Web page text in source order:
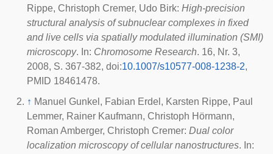
Rippe, Christoph Cremer, Udo Birk: High-precision
structural analysis of subnuclear complexes in fixed
and live cells via spatially modulated illumination (SMI)
microscopy. In: Chromosome Research. 16, Nr. 3,
2008, S. 367-382, doi:10.1007/s10577-008-1238-2,
PMID 18461478.
↑ Manuel Gunkel, Fabian Erdel, Karsten Rippe, Paul
Lemmer, Rainer Kaufmann, Christoph Hörmann,
Roman Amberger, Christoph Cremer: Dual color
localization microscopy of cellular nanostructures. In: